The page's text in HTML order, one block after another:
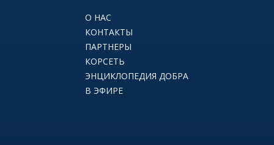
О НАС
КОНТАКТЫ
ПАРТНЕРЫ
КОРСЕТЬ
ЭНЦИКЛОПЕДИЯ ДОБРА
В ЭФИРЕ